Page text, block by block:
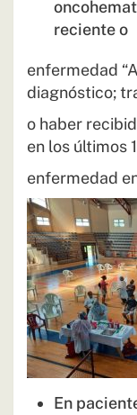
reciente o
enfermedad
diagnóstico;
o haber
en los últimos
enfermedad
En